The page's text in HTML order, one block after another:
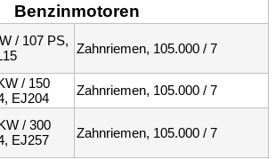
Benzinmotoren
/ 107 PS,
Zahnriemen, 105.000 / 7
/ 150
EJ204
Zahnriemen, 105.000 / 7
/ 300
EJ257
Zahnriemen, 105.000 / 7